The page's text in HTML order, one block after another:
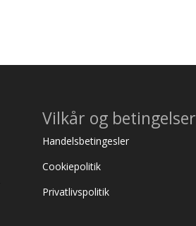
Vilkår og betingelser
Handelsbetingesler
Cookiepolitik
Privatlivspolitik